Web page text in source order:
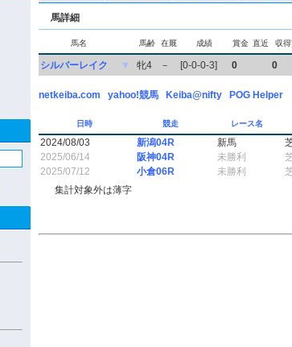
馬詳細
馬名 馬齢 在厩 成績 賞金 直近 収
シルバーレイク ▼ 牝4 － [0-0-0-3] 0 0
netkeiba.com yahoo!競馬 Keiba@nifty POG Helper
日時 競走 レース名
2024/08/03 新潟04R 新馬
2025/06/14
阪神04R 未勝利
2025/07/12
小倉06R 未勝利
集計対象外は薄字